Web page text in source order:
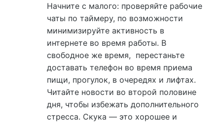
Начните с малого: проверяйте рабочие
чаты по таймеру, по возможности
минимизируйте активность в
интернете во время работы. В
свободное же время, перестаньте
доставать телефон во время приема
пищи, прогулок, в очередях и лифтах.
Читайте новости во второй половине
дня, чтобы избежать дополнительного
стресса. Скука — это хорошее и